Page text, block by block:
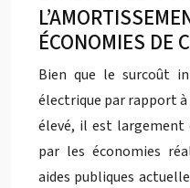
ÉCONOMIES DE
Bien que le surcoût
électrique par rapport
élevé, il est largement
par les économies
aides publiques